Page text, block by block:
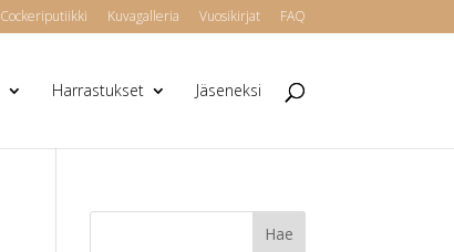
Cockeriputiikki Kuvagalleria Vuosikirjat FAQ
Harrastukset Jäseneksi